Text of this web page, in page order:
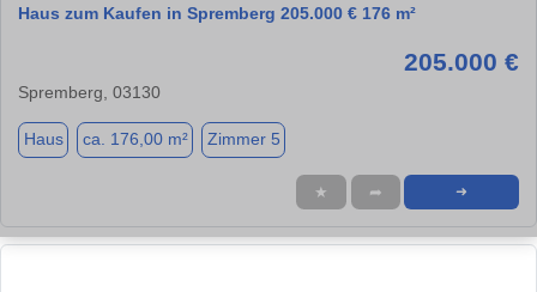
Haus zum Kaufen in Spremberg 205.000 € 176 m²
205.000 €
Spremberg, 03130
Haus ca. 176,00 m² Zimmer 5
★ ➦ ➜